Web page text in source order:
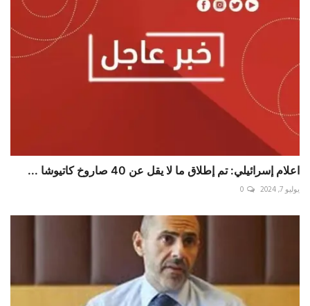
اعلام إسرائيلي: تم إطلاق ما لا يقل عن 40 صاروخ كاتيوشا ...
يوليو 7, 2024 0